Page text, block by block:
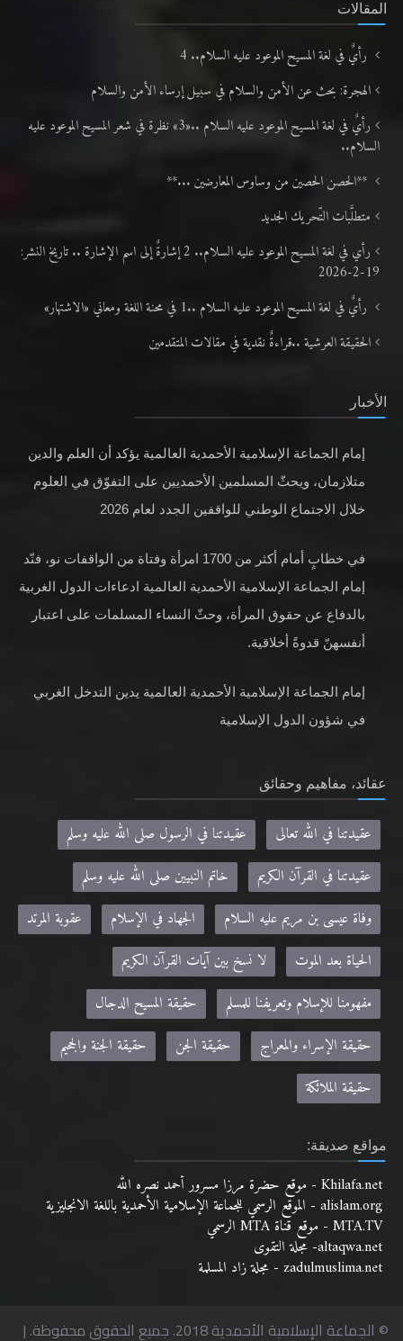
المقالات
رأيٌ في لغة المسيح الموعود عليه السلام.. 4
الهجرة: بحث عن الأمن والسلام في سبيل إرساء الأمن والسلام
رأيٌ في لغة المسيح الموعود عليه السلام ..«3» نظرة في شعر المسيح الموعود عليه
السلام..
**الحصن الحصين من وساوس المعارضين ...**
متطلَّبات التّحريك الجديد
رأي في لغة المسيح الموعود عليه السلام.. 2 إشارةٌ إلى اسم الإشارة .. تاريخ النشر:
19-2-2026
رأيٌ في لغة المسيح الموعود عليه السلام ..1 في محنة اللغة ومعاني «الاشتهار»
الحقيقة العرشية ..قراءةٌ نقدية في مقالات المتقدمين
الأخبار
إمام الجماعة الإسلامية الأحمدية العالمية يؤكد أن العلم والدين
متلازمان، ويحثّ المسلمين الأحمديين على التفوّق في العلوم
خلال الاجتماع الوطني للواقفين الجدد لعام 2026
في خطابٍ أمام أكثر من 1700 امرأة وفتاة من الواقفات نو، فنّد
إمام الجماعة الإسلامية الأحمدية العالمية ادعاءات الدول الغربية
بالدفاع عن حقوق المرأة، وحثّ النساء المسلمات على اعتبار
أنفسهنّ قدوةً أخلاقية.
إمام الجماعة الإسلامية الأحمدية العالمية يدين التدخل الغربي
في شؤون الدول الإسلامية
عقائد، مفاهيم وحقائق
عقيدتنا في الله تعالى
عقيدتنا في الرسول صلى الله عليه وسلم
عقيدتنا في القرآن الكريم
خاتم النبيين صلى الله عليه وسلم
وفاة عيسى بن مريم عليه السلام
الجهاد في الإسلام
عقوبة المرتد
الحياة بعد الموت
لا نسخ بين آيات القرآن الكريم
مفهومنا للإسلام وتعريفنا للمسلم
حقيقة المسيح الدجال
حقيقة الإسراء والمعراج
حقيقة الجن
حقيقة الجنة والجحيم
حقيقة الملائكة
مواقع صديقة:
Khilafa.net - موقع حضرة مرزا مسرور أحمد نصره الله
alislam.org - الموقع الرسمي للجماعة الإسلامية الأحمدية باللغة الانجليزية
MTA.TV - موقع قناة MTA الرسمي
altaqwa.net- مجلة التقوى
zadulmuslima.net - مجلة زاد المسلمة
© الجماعة الإسلامية الأحمدية 2018. جميع الحقوق محفوظة. |